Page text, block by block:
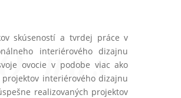
nás
skúseností a tvrdej práce v
interiérového dizajnu
ovocie v podobe viac ako
projektov interiérového dizajnu
realizovaných projektov